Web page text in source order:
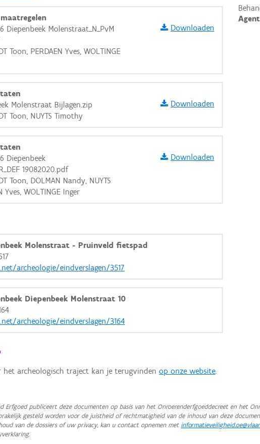
in grijswaarden
Diepenbeek Molenstraat_N_PvM
Toon, PERDAEN Yves, WOLTINGE
Downloaden
Molenstraat Bijlagen.zip
Toon, NUYTS Timothy
Downloaden
Diepenbeek
19082020.pdf
Toon, DOLMAN Nandy, NUYTS
Yves, WOLTINGE Inger
Downloaden
Molenstraat - Pruinveld fietspad
archeologie/eindverslagen/3517
Diepenbeek Molenstraat 10
archeologie/eindverslagen/3164
het archeologisch traject kan je terugvindenop onze website.
Erfgoed publiceert deze documenten op basis van het Onroerenderfgoeddecreet en het
gesteld worden voor de juistheid of rechtmatigheid van de inhoud van deze
van de dossiers of uw privacy, kan u contact opnemen met